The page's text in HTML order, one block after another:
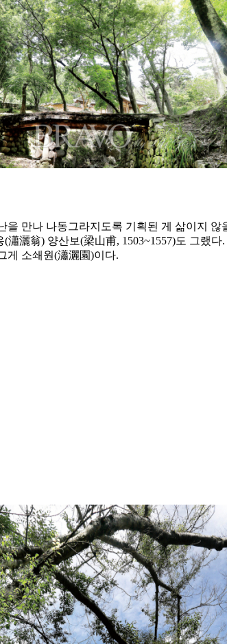
만나 나동그라지도록 기획된 게 삶이지
灑翁) 양산보(梁山甫, 1503~1557)도 그랬
게 소쇄원(瀟灑園)이다.